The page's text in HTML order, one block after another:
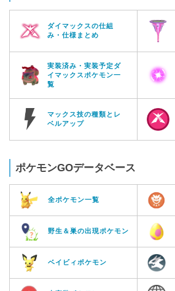
ダイマックスの仕組
み・仕様まとめ
実装済み・実装予定ダ
イマックスポケモン一
覧
マックス技の種類とレ
ベルアップ
ポケモンGOデータベース
全ポケモン一覧
野生＆巣の出現ポケモン
ベイビィポケモン